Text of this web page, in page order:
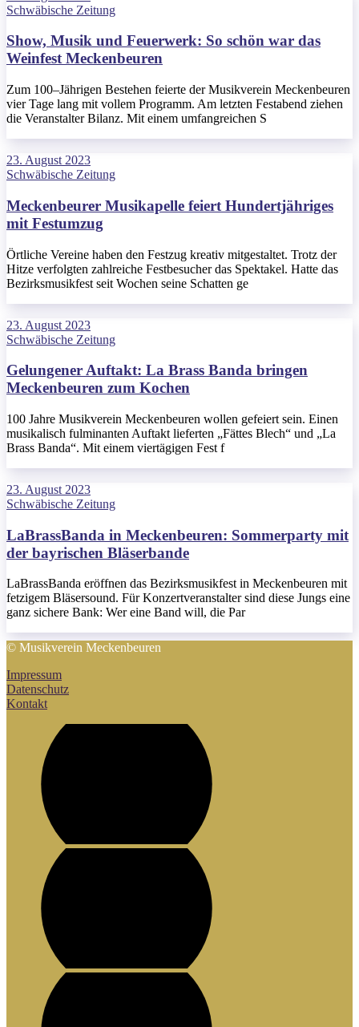
Schwäbische Zeitung
Show, Musik und Feuerwerk: So schön war das
Weinfest Meckenbeuren
Zum 100–Jährigen Bestehen feierte der Musikverein Meckenbeuren
vier Tage lang mit vollem Programm. Am letzten Festabend ziehen
die Veranstalter Bilanz. Mit einem umfangreichen S
23. August 2023
Schwäbische Zeitung
Meckenbeurer Musikapelle feiert Hundertjähriges
mit Festumzug
Örtliche Vereine haben den Festzug kreativ mitgestaltet. Trotz der
Hitze verfolgten zahlreiche Festbesucher das Spektakel. Hatte das
Bezirksmusikfest seit Wochen seine Schatten ge
23. August 2023
Schwäbische Zeitung
Gelungener Auftakt: La Brass Banda bringen
Meckenbeuren zum Kochen
100 Jahre Musikverein Meckenbeuren wollen gefeiert sein. Einen
musikalisch fulminanten Auftakt lieferten „Fättes Blech“ und „La
Brass Banda“. Mit einem viertägigen Fest f
23. August 2023
Schwäbische Zeitung
LaBrassBanda in Meckenbeuren: Sommerparty mit
der bayrischen Bläserbande
LaBrassBanda eröffnen das Bezirksmusikfest in Meckenbeuren mit
fetzigem Bläsersound. Für Konzertveranstalter sind diese Jungs eine
ganz sichere Bank: Wer eine Band will, die Par
© Musikverein Meckenbeuren
Impressum
Datenschutz
Kontakt